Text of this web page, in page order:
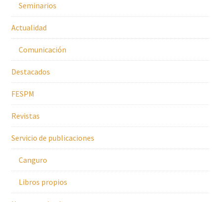
Seminarios
Actualidad
Comunicación
Destacados
FESPM
Revistas
Servicio de publicaciones
Canguro
Libros propios